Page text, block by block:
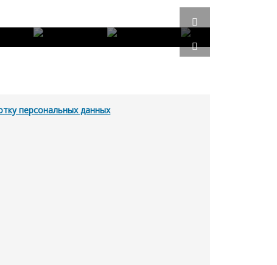
персональных данных